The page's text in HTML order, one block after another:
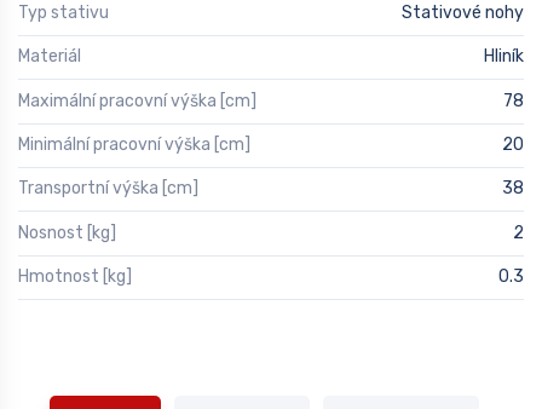
Typ stativu Stativové nohy
Materiál Hliník
Maximální pracovní výška [cm] 78
Minimální pracovní výška [cm] 20
Transportní výška [cm] 38
Nosnost [kg] 2
Hmotnost [kg] 0.3